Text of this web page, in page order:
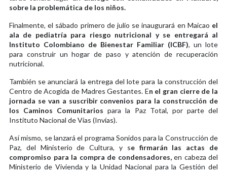
sobre la problemática de los niños.
Finalmente, el sábado primero de julio se inaugurará en Maicao el
ala de pediatría para riesgo nutricional y se entregará al
Instituto Colombiano de Bienestar Familiar (ICBF), un lote
para construir un hogar de paso y atención de recuperación
nutricional.
También se anunciará la entrega del lote para la construcción del
Centro de Acogida de Madres Gestantes. En el gran cierre de la
jornada se van a suscribir convenios para la construcción de
los Caminos Comunitarios para la Paz Total, por parte del
Instituto Nacional de Vías (Invías).
Así mismo, se lanzará el programa Sonidos para la Construcción de
Paz, del Ministerio de Cultura, y se firmarán las actas de
compromiso para la compra de condensadores,en cabeza del
Ministerio de Vivienda y la Unidad Nacional para la Gestión del